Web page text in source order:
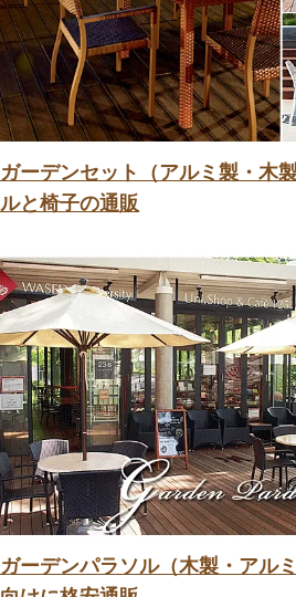
ガーデンセット（アルミ製・木
ルと椅子の通販
ガーデンパラソル（木製・アル